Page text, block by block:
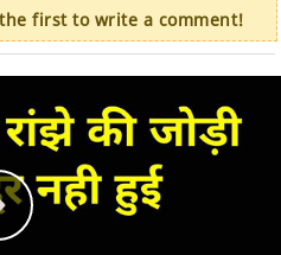
first to write a comment!